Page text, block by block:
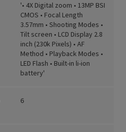
'• 4X Digital zoom • 13MP BSI
CMOS • Focal Length
3.57mm • Shooting Modes •
Tilt screen • LCD Display 2.8
inch (230k Pixels) • AF
Method • Playback Modes •
LED Flash • Built-in li-ion
battery'
6